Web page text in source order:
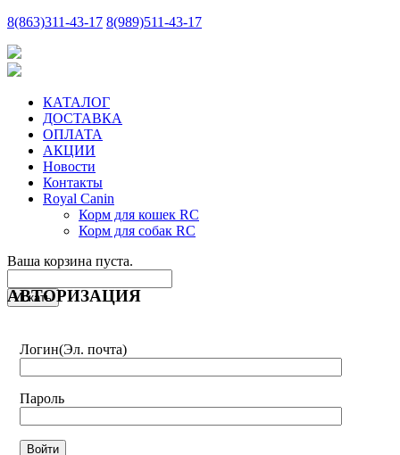
8(863)311-43-17 8(989)511-43-17
КАТАЛОГ
ДОСТАВКА
ОПЛАТА
АКЦИИ
Новости
Контакты
Royal Canin
Корм для кошек RC
Корм для собак RC
Ваша корзина пуста.
АВТОРИЗАЦИЯ
Логин(Эл. почта)
Пароль